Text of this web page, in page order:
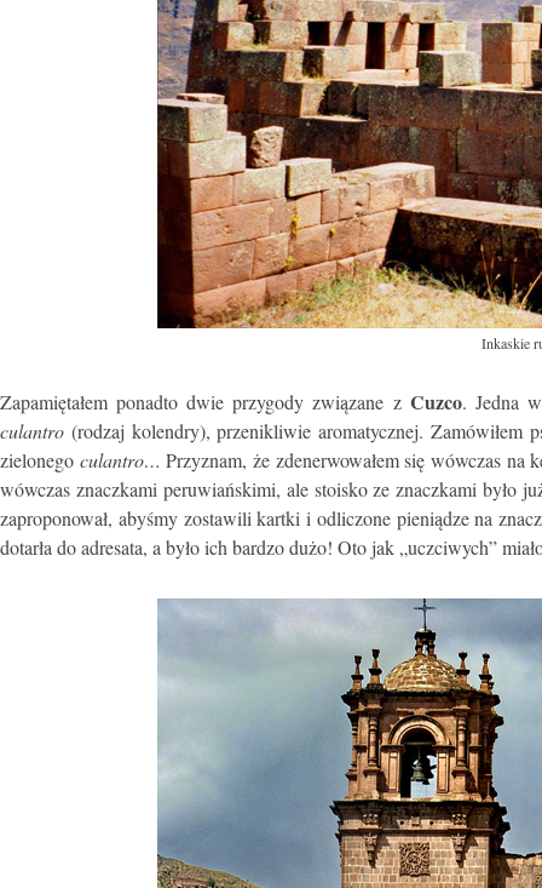
Inkaskie
Zapamiętałem ponadto dwie przygody związane z Cuzco. Jedna
culantro (rodzaj kolendry), przenikliwie aromatycznej. Zamówiłem
zielonego culantro…Przyznam, że zdenerwowałem się wówczas na
wówczas znaczkami peruwiańskimi, ale stoisko ze znaczkami było
zaproponował, abyśmy zostawili kartki i odliczone pieniądze na
dotarła do adresata, a było ich bardzo dużo! Oto jak „uczciwych”